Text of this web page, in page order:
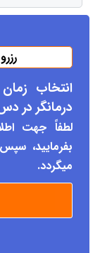
انتخاب
درمانگر در
لطفاً جهت
بفرمایید،
میگردد.